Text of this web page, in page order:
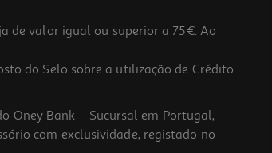
de valor igual ou superior a 75€. Ao
do Selo sobre a utilização de Crédito.
Oney Bank – Sucursal em Portugal,
com exclusividade, registado no